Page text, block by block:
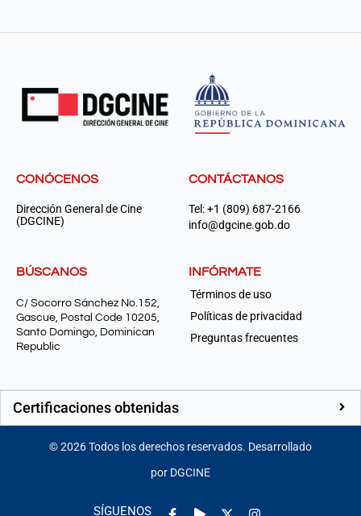
CONÓCENOS
Dirección General de Cine
(DGCINE)
CONTÁCTANOS
Tel: +1 (809) 687-2166
info@dgcine.gob.do
BÚSCANOS
C/ Socorro Sánchez No.152,
Gascue, Postal Code 10205,
Santo Domingo, Dominican
Republic
INFÓRMATE
Términos de uso
Políticas de privacidad
Preguntas frecuentes
Certificaciones obtenidas
©2026Todos los derechos reservados. Desarrollado
por DGCINE
SÍGUENOS
Facebook-
Play Instagram